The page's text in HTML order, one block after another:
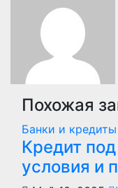
Похожая
Банки и кредиты
Кредит
условия и